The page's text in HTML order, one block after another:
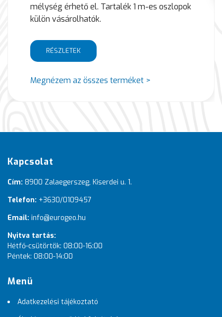
mélység érhető el. Tartalék 1 m-es oszlopok
külön vásárolhatók.
RÉSZLETEK
Megnézem az összes terméket >
Kapcsolat
Cím: 8900 Zalaegerszeg, Kiserdei u. 1.
Telefon: +3630/0109457
Email: info@eurogeo.hu
Nyitva tartás:
Hétfő-csütörtök: 08:00-16:00
Péntek: 08:00-14:00
Menü
Adatkezelési tájékoztató